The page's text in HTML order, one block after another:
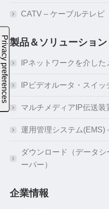
CATV – ケーブルテレビ
製品＆ソリューション
IPネットワークを介した
IPビデオルータ・スイッ
マルチメディアIP伝送装
運用管理システム(EMS)
ダウンロード（データ
ーパー）
企業情報